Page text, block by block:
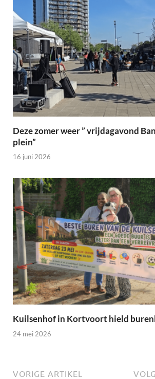
Deze zomer weer ” vrijdagavond
plein”
16 juni 2026
Kuilsenhof in Kortvoort hield
24 mei 2026
VORIGE ARTIKEL